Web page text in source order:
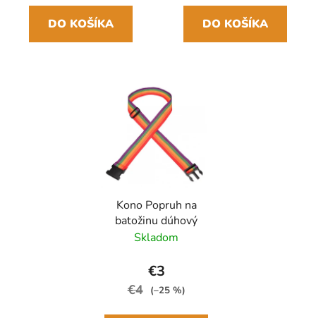
DO KOŠÍKA DO KOŠÍKA
Kono Popruh na
batožinu dúhový
Skladom
€3
€4 (–25 %)